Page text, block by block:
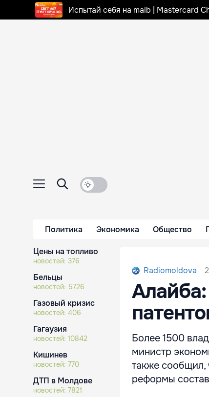
Испытай себя на maib | Mastercard
Политика Экономика Общество
Цены на топливо
новостей: 376
Бельцы
новостей: 5726
Газовый кризис
новостей: 406
Гагаузия
новостей: 10842
Кишинев
новостей: 770
ДТП в Молдове
новостей: 7821
Radiomoldova
Более 1500
министр
также сообщил,
реформы